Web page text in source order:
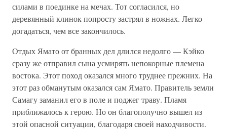
силами в поединке на мечах. Тот согласился, но
деревянный клинок попросту застрял в ножнах. Легко
догадаться, чем все закончилось.
Отдых Ямато от бранных дел длился недолго — Кэйко
сразу же отправил сына усмирять непокорные племена
востока. Этот поход оказался много труднее прежних. На
этот раз обманутым оказался сам Ямато. Правитель земли
Самагу заманил его в поле и поджег траву. Пламя
приближалось к герою. Но он благополучно вышел из
этой опасной ситуации, благодаря своей находчивости.